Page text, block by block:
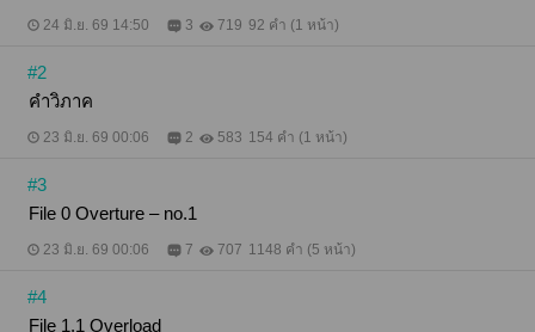
เวลาดี ๆ’ กับฌีลินเสียแล้วสิ แก้เบื่อ แก้เซ็ง แก้ทุกอย่าง
แม้แต่เสื้อผ้ายังไม่อยู่กับเนื้อกับตัว แล้วหัวใจล่ะ ไม่มี
อ่อนหวานอย่างเป็นอันตราย * * * (ซื้อบนเว็บราคาถูก
24 มิ.ย. 69 14:50 3 719 92 คำ (1 หน้า)
#2
คำวิภาค
23 มิ.ย. 69 00:06 2 583 154 คำ (1 หน้า)
#3
File 0 Overture – no.1
23 มิ.ย. 69 00:06 7 707 1148 คำ (5 หน้า)
#4
File 1.1 Overload